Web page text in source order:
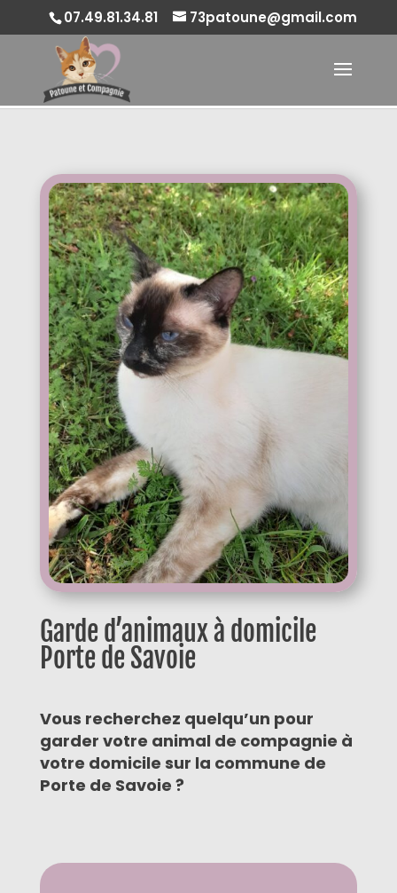
07.49.81.34.81 73patoune@gmail.com
Garde d’animaux à domicile
Porte de Savoie
Vous recherchez quelqu’un pour
garder votre animal de compagnie à
votre domicile sur la commune de
Porte de Savoie ?